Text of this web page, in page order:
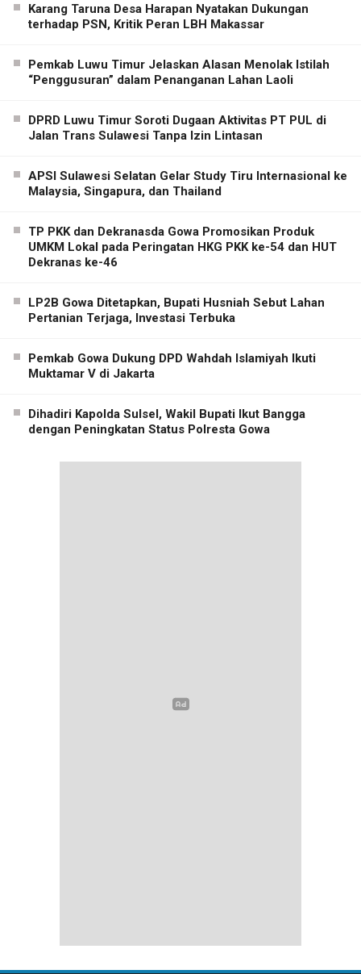
Karang Taruna Desa Harapan Nyatakan Dukungan
terhadap PSN, Kritik Peran LBH Makassar
Pemkab Luwu Timur Jelaskan Alasan Menolak Istilah
“Penggusuran” dalam Penanganan Lahan Laoli
DPRD Luwu Timur Soroti Dugaan Aktivitas PT PUL di
Jalan Trans Sulawesi Tanpa Izin Lintasan
APSI Sulawesi Selatan Gelar Study Tiru Internasional ke
Malaysia, Singapura, dan Thailand
TP PKK dan Dekranasda Gowa Promosikan Produk
UMKM Lokal pada Peringatan HKG PKK ke-54 dan HUT
Dekranas ke-46
LP2B Gowa Ditetapkan, Bupati Husniah Sebut Lahan
Pertanian Terjaga, Investasi Terbuka
Pemkab Gowa Dukung DPD Wahdah Islamiyah Ikuti
Muktamar V di Jakarta
Dihadiri Kapolda Sulsel, Wakil Bupati Ikut Bangga
dengan Peningkatan Status Polresta Gowa